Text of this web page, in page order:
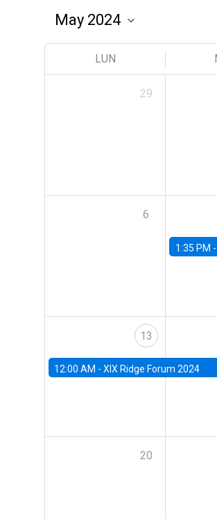
LUN
29
6
1:35 PM -
13
12:00 AM - XIX Ridge Forum 2024
20